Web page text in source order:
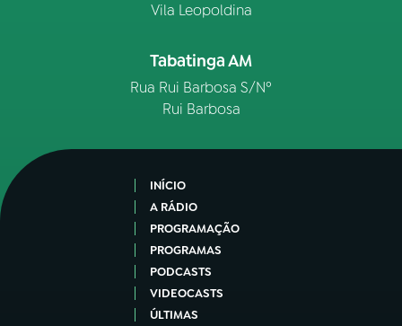
Vila Leopoldina
Tabatinga AM
Rua Rui Barbosa S/Nº
Rui Barbosa
INÍCIO
A RÁDIO
PROGRAMAÇÃO
PROGRAMAS
PODCASTS
VIDEOCASTS
ÚLTIMAS